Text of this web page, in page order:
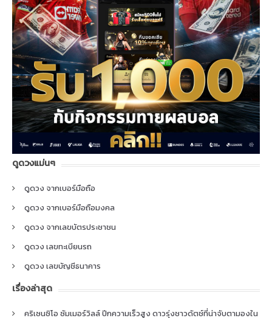
ดูดวงแม่นๆ
ดูดวง จากเบอร์มือถือ
ดูดวง จากเบอร์มือถือมงคล
ดูดวง จากเลขบัตรประชาชน
ดูดวง เลขทะเบียนรถ
ดูดวง เลขบัญชีธนาคาร
เรื่องล่าสุด
คริเซนซิโอ ซัมเมอร์วิลล์ ปีกความเร็วสูง ดาวรุ่งชาวดัตช์ที่น่าจับตามองใน